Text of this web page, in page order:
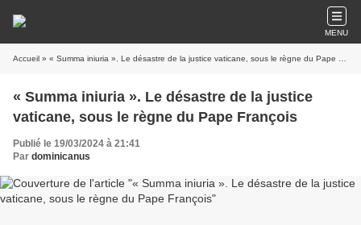
MENU
Accueil » « Summa iniuria ». Le désastre de la justice vaticane, sous le règne du Pape François
« Summa iniuria ». Le désastre de la justice
vaticane, sous le règne du Pape François
Publié le 19/03/2024 à 21:41
Par dominicanus